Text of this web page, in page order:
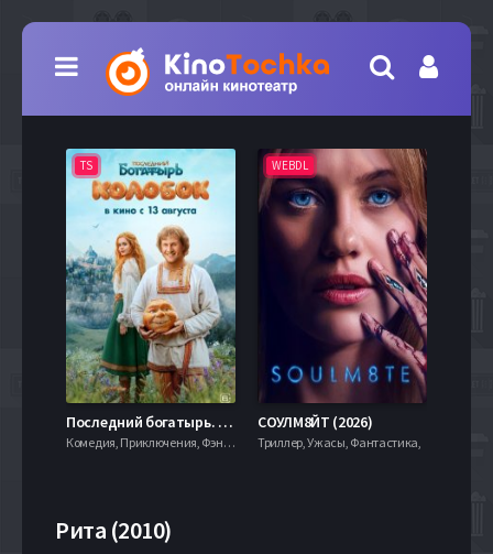
TS
Последний богатырь. Колобок (2026)
Комедия, Приключения, Фэнтези,
WEBDL
СОУЛМ8ЙТ (2026)
Триллер, Ужасы, Фантастика,
Рита (2010)